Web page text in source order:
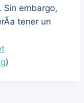
Sin embargo,
tener un
)